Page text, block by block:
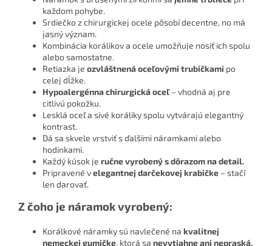
každom pohybe.
Srdiečko z chirurgickej ocele pôsobí decentne, no má
jasný význam.
Kombinácia korálikov a ocele umožňuje nosiť ich spolu
alebo samostatne.
Retiazka je ozvláštnená oceľovými trubičkami po
celej dĺžke.
Hypoalergénna chirurgická oceľ– vhodná aj pre
citlivú pokožku.
Lesklá oceľ a sivé koráliky spolu vytvárajú elegantný
kontrast.
Dá sa skvele vrstviť s ďalšími náramkami alebo
hodinkami.
Každý kúsok je ručne vyrobený s dôrazom na detail.
Pripravené velegantnej darčekovej krabičke – stačí
len darovať.
Z čoho je náramok vyrobený:
Korálkové náramky sú navlečené na kvalitnej
nemeckej gumičke, ktorá sa nevytiahne ani nepraská.